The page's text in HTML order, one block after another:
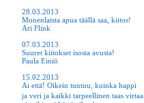
28.03.2013
Monenlaista apua täällä saa, kiitos!
Ari Flink
07.03.2013
Suuret kiitokset isosta avusta!
Paula Einiö
15.02.2013
Ai että! Oikein tuntuu, kuinka happi
ja veri ja kaikki tarpeellinen taas virtaa